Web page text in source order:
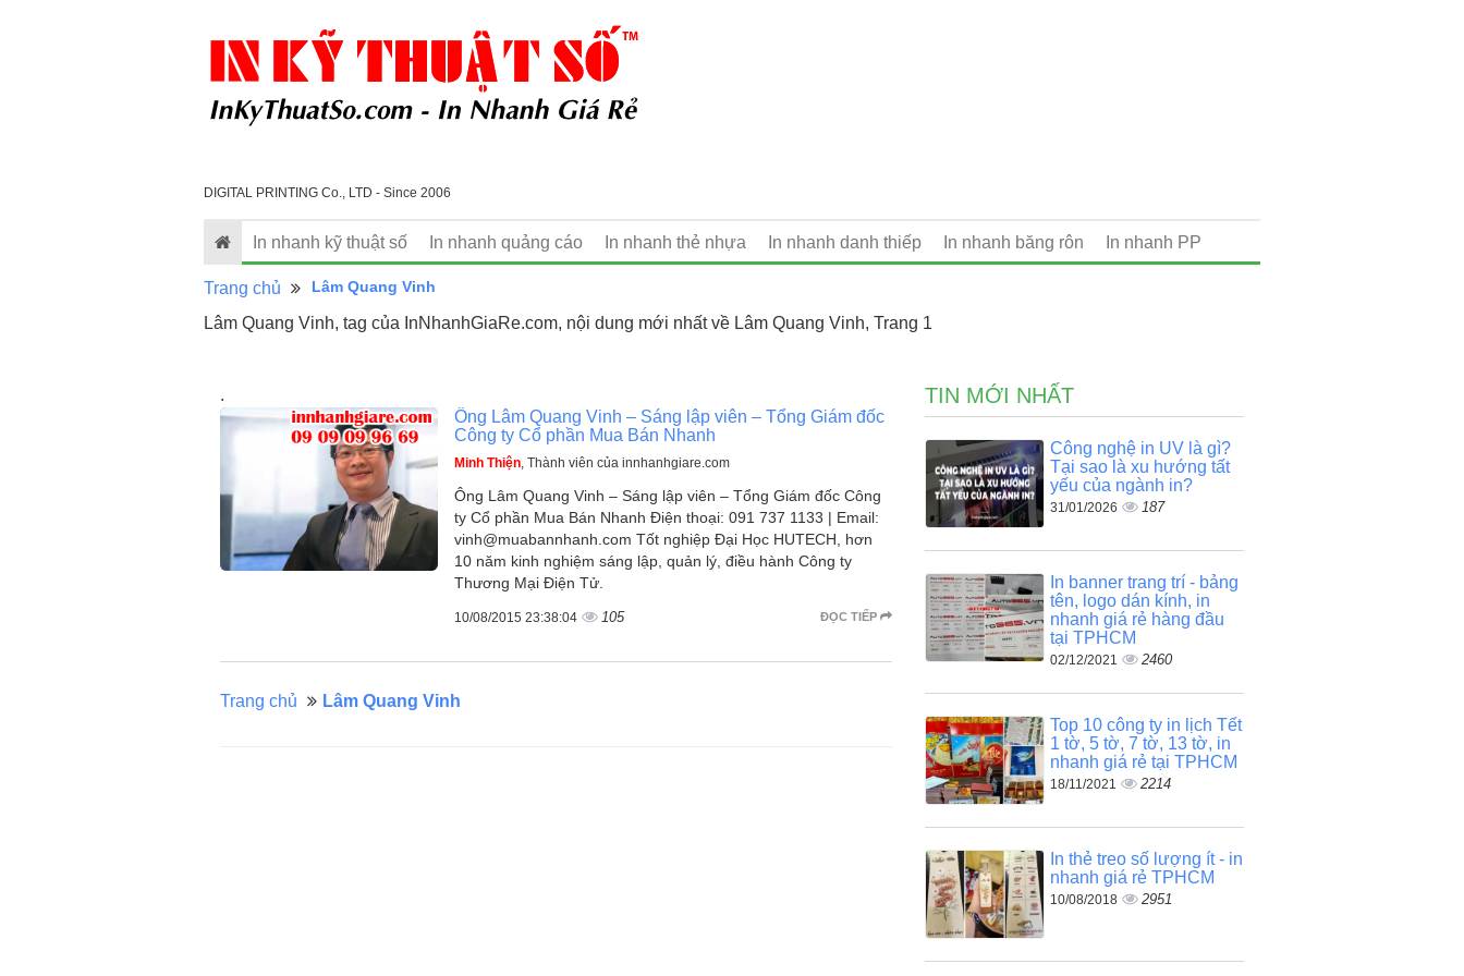
DIGITAL PRINTING Co., LTD - Since 2006
In nhanh kỹ thuật số In nhanh quảng cáo In nhanh thẻ nhựa In nhanh danh thiếp In nhanh băng rôn In nhanh PP
Trang chủ Lâm Quang Vinh
Lâm Quang Vinh, tag của InNhanhGiaRe.com, nội dung mới nhất về Lâm Quang Vinh, Trang 1
.
Ông Lâm Quang Vinh – Sáng lập viên – Tổng Giám đốc
Công ty Cổ phần Mua Bán Nhanh
Minh Thiện , Thành viên của innhanhgiare.com
Ông Lâm Quang Vinh – Sáng lập viên – Tổng Giám đốc Công
ty Cổ phần Mua Bán Nhanh Điện thoại: 091 737 1133 | Email:
vinh@muabannhanh.com Tốt nghiệp Đại Học HUTECH, hơn
10 năm kinh nghiệm sáng lập, quản lý, điều hành Công ty
Thương Mại Điện Tử.
ĐỌC TIẾP
10/08/2015 23:38:04 105
Trang chủ Lâm Quang Vinh
TIN MỚI NHẤT
Công nghệ in UV là gì?
Tại sao là xu hướng tất
yếu của ngành in?
31/01/2026 187
In banner trang trí - bảng
tên, logo dán kính, in
nhanh giá rẻ hàng đầu
tại TPHCM
02/12/2021 2460
Top 10 công ty in lịch Tết
1 tờ, 5 tờ, 7 tờ, 13 tờ, in
nhanh giá rẻ tại TPHCM
18/11/2021 2214
In thẻ treo số lượng ít - in
nhanh giá rẻ TPHCM
10/08/2018 2951